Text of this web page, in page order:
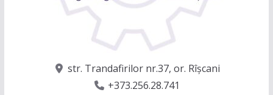
str. Trandafirilor nr.37, or. Rîşcani
+373.256.28.741